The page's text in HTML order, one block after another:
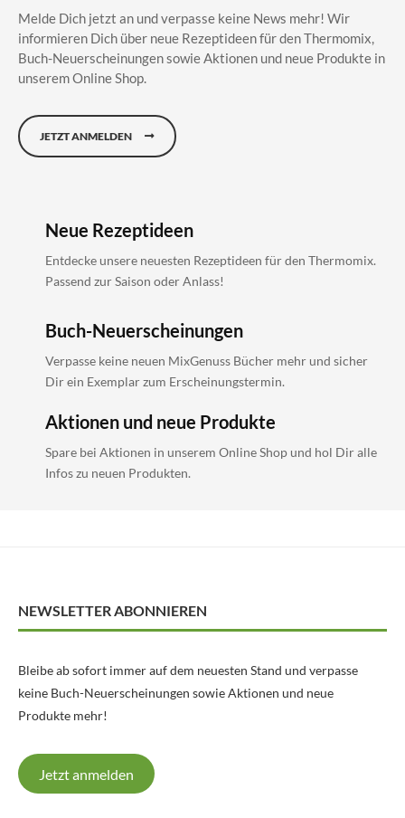
Melde Dich jetzt an und verpasse keine News mehr! Wir
informieren Dich über neue Rezeptideen für den Thermomix,
Buch-Neuerscheinungen sowie Aktionen und neue Produkte in
unserem Online Shop.
JETZT ANMELDEN
Neue Rezeptideen
Entdecke unsere neuesten Rezeptideen für den Thermomix.
Passend zur Saison oder Anlass!
Buch-Neuerscheinungen
Verpasse keine neuen MixGenuss Bücher mehr und sicher
Dir ein Exemplar zum Erscheinungstermin.
Aktionen und neue Produkte
Spare bei Aktionen in unserem Online Shop und hol Dir alle
Infos zu neuen Produkten.
NEWSLETTER ABONNIEREN
Bleibe ab sofort immer auf dem neuesten Stand und verpasse
keine Buch-Neuerscheinungen sowie Aktionen und neue
Produkte mehr!
Jetzt anmelden